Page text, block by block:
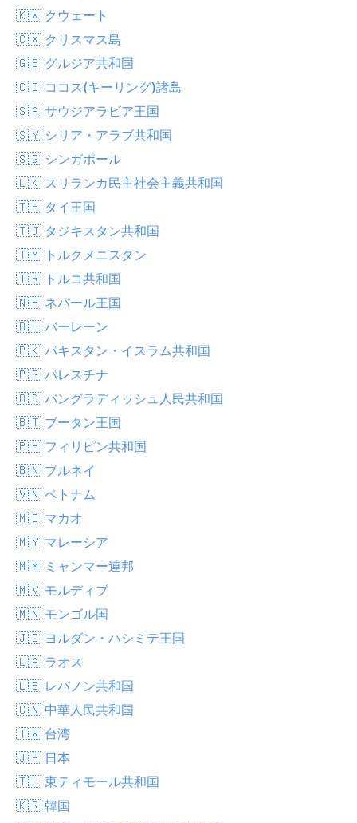
🇰🇼 クウェート
🇨🇽 クリスマス島
🇬🇪 グルジア共和国
🇨🇨 ココス(キーリング)諸島
🇸🇦 サウジアラビア王国
🇸🇾 シリア・アラブ共和国
🇸🇬 シンガポール
🇱🇰 スリランカ民主社会主義共和国
🇹🇭 タイ王国
🇹🇯 タジキスタン共和国
🇹🇲 トルクメニスタン
🇹🇷 トルコ共和国
🇳🇵 ネパール王国
🇧🇭 バーレーン
🇵🇰 パキスタン・イスラム共和国
🇵🇸 パレスチナ
🇧🇩 バングラディッシュ人民共和国
🇧🇹 ブータン王国
🇵🇭 フィリピン共和国
🇧🇳 ブルネイ
🇻🇳 ベトナム
🇲🇴 マカオ
🇲🇾 マレーシア
🇲🇲 ミャンマー連邦
🇲🇻 モルディブ
🇲🇳 モンゴル国
🇯🇴 ヨルダン・ハシミテ王国
🇱🇦 ラオス
🇱🇧 レバノン共和国
🇨🇳 中華人民共和国
🇹🇼 台湾
🇯🇵 日本
🇹🇱 東ティモール共和国
🇰🇷 韓国